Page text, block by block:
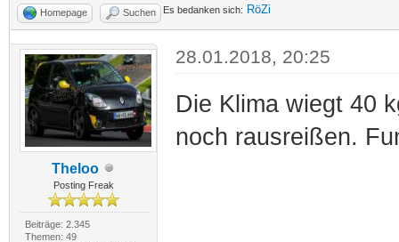
Homepage Suchen Es bedanken sich: RöZi
Theloo
Posting Freak
Beiträge: 2.345
Themen: 49
28.01.2018, 20:25
Die Klima wiegt 40
noch rausreißen.